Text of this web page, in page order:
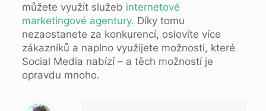
můžete využít služeb internetové
marketingové agentury. Díky tomu
nezaostanete za konkurencí, oslovíte více
zákazníků a naplno využijete možnosti, které
Social Media nabízí – a těch možností je
opravdu mnoho.
Warning
: Trying to access array offset on null in
/data/1/d/1da9a732-fb3a-4804-a40f-d46885ca54ae/lajk.online/web/wp-content/themes/betheme-child/includes/content-single.php
on line
286